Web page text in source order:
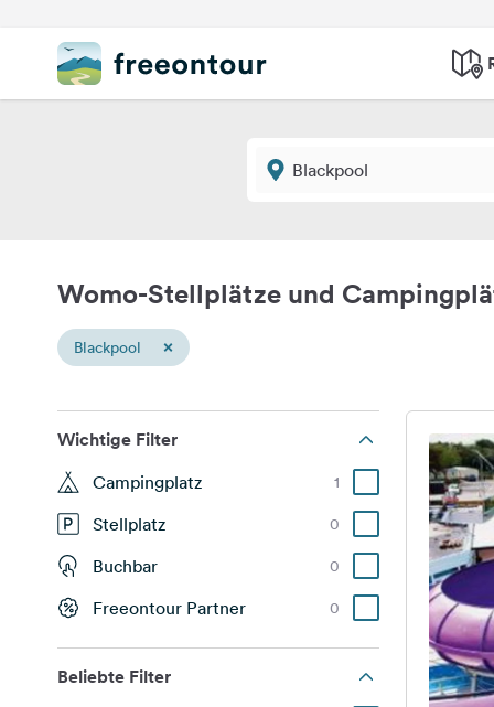
Womo-Stellplätze und
Blackpool ×
Wichtige Filter
Campingplatz 1
Stellplatz 0
Buchbar 0
Freeontour Partner 0
Beliebte Filter